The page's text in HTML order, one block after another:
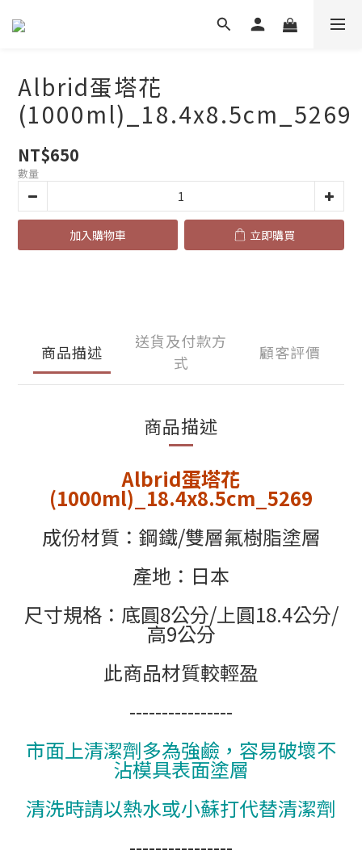
Albrid蛋塔花
(1000ml)_18.4x8.5cm_5269
NT$650
數量
加入購物車 立即購買
商品描述
送貨及付款方
式
顧客評價
商品描述
Albrid蛋塔花
(1000ml)_18.4x8.5cm_5269
成份材質：鋼鐵/雙層氟樹脂塗層
產地：日本
尺寸規格：底圓8公分/上圓18.4公分/
高9公分
此商品材質較輕盈
----------------
市面上清潔劑多為強鹼，容易破壞不
沾模具表面塗層
清洗時請以熱水或小蘇打代替清潔劑
----------------